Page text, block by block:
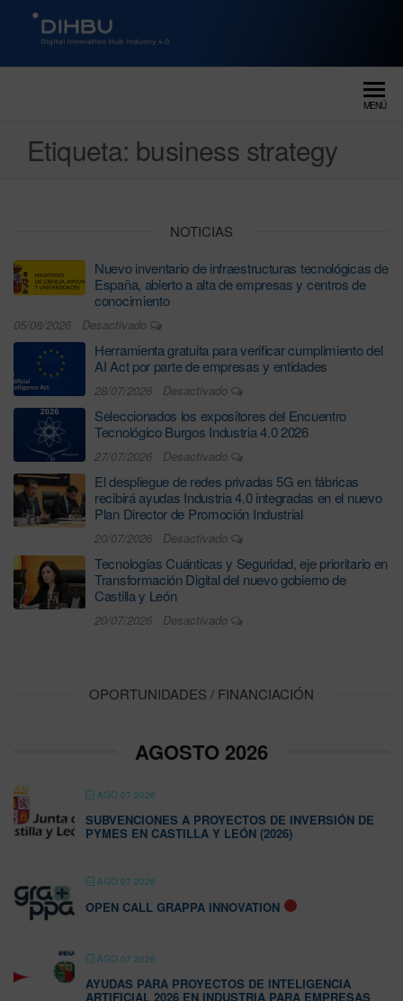
DIGITAL INNOVATION HUB
MENÚ
Etiqueta: business strategy
NOTICIAS
Nuevo inventario de infraestructuras tecnológicas de
España, abierto a alta de empresas y centros de
conocimiento
05/08/2026 Desactivado
Herramienta gratuita para verificar cumplimiento del
AI Act por parte de empresas y entidades
28/07/2026 Desactivado
Seleccionados los expositores del Encuentro
Tecnológico Burgos Industria 4.0 2026
27/07/2026 Desactivado
El despliegue de redes privadas 5G en fábricas
recibirá ayudas Industria 4.0 integradas en el nuevo
Plan Director de Promoción Industrial
20/07/2026 Desactivado
Tecnologías Cuánticas y Seguridad, eje prioritario en
Transformación Digital del nuevo gobierno de
Castilla y León
20/07/2026 Desactivado
OPORTUNIDADES / FINANCIACIÓN
AGOSTO 2026
AGO 07 2026
SUBVENCIONES A PROYECTOS DE INVERSIÓN DE
PYMES EN CASTILLA Y LEÓN (2026)
AGO 07 2026
OPEN CALL GRAPPA INNOVATION
AGO 07 2026
AYUDAS PARA PROYECTOS DE INTELIGENCIA
ARTIFICIAL 2026 EN INDUSTRIA PARA EMPRESAS